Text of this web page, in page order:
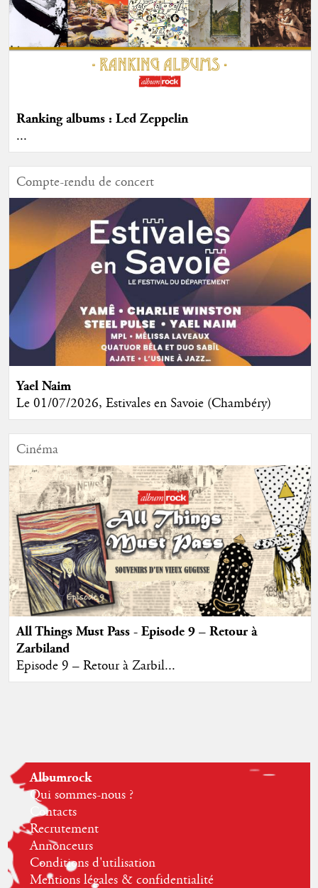
Ranking albums : Led Zeppelin
...
Compte-rendu de concert
Yael Naim
Le 01/07/2026, Estivales en Savoie (Chambéry)
Cinéma
All Things Must Pass - Episode 9 – Retour à
Zarbiland
Episode 9 – Retour à Zarbil...
Albumrock
Qui sommes-nous ?
Contacts
Recrutement
Annonceurs
Conditions d'utilisation
Mentions légales & confidentialité